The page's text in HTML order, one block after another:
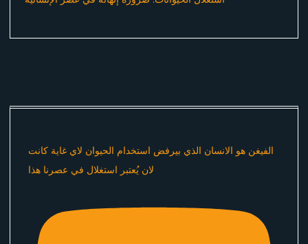
الفيغن هو الانسان الذي بيرفض استخدام الحيوان لاي غاية كانت